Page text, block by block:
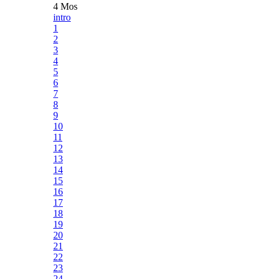
4 Mos
intro
1
2
3
4
5
6
7
8
9
10
11
12
13
14
15
16
17
18
19
20
21
22
23